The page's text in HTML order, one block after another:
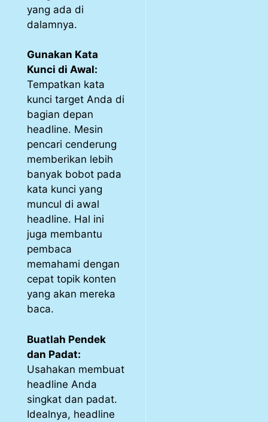
yang ada di
dalamnya.
Gunakan Kata
Kunci di Awal:
Tempatkan kata
kunci target Anda di
bagian depan
headline. Mesin
pencari cenderung
memberikan lebih
banyak bobot pada
kata kunci yang
muncul di awal
headline. Hal ini
juga membantu
pembaca
memahami dengan
cepat topik konten
yang akan mereka
baca.
Buatlah Pendek
dan Padat:
Usahakan membuat
headline Anda
singkat dan padat.
Idealnya, headline